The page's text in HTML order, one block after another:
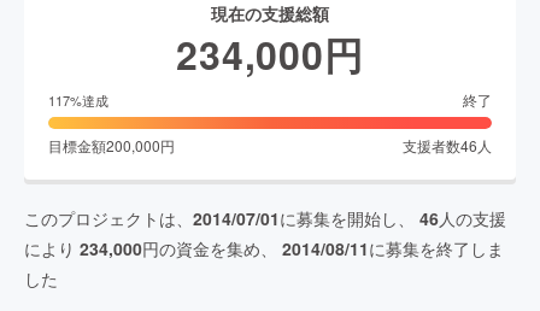
現在の支援総額
234,000円
117%達成 終了
目標金額200,000円 支援者数46 人
このプロジェクトは、 2014/07/01に募集を開始し、 46人の支援
により 234,000円の資金を集め、 2014/08/11に募集を終了しま
した